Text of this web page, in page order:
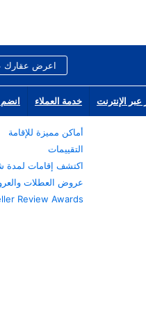
اعرض عقارك
عبر الإنترنت خدمة العملاء انضم
أماكن مميزة للإقامة
التقييمات
اكتشف إقامات لمدة
عروض العطلات
Review Awards